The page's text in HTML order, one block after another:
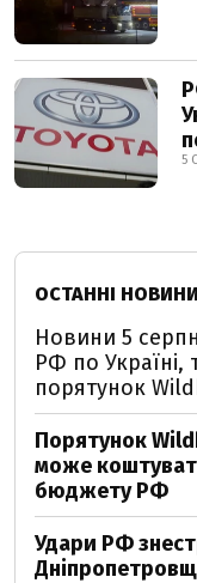
5
ОСТАННІ НОВИНИ
Новини 5
РФ по Україні,
порятунок
Порятунок
може
бюджету РФ
Удари РФ